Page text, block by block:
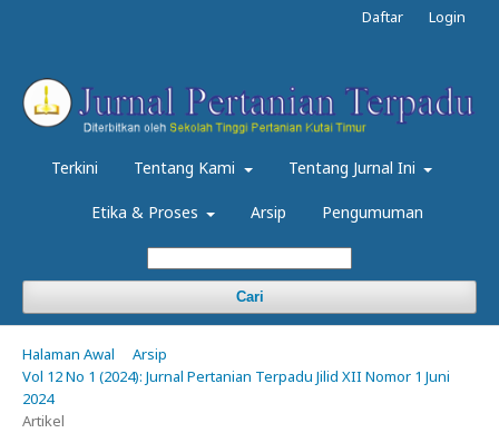
Terkini Tentang Kami Tentang Jurnal Ini
Etika & Proses Arsip Pengumuman
Cari
Daftar Login
Halaman Awal
Arsip
Vol 12 No 1 (2024): Jurnal Pertanian Terpadu Jilid XII Nomor 1 Juni
2024
Artikel